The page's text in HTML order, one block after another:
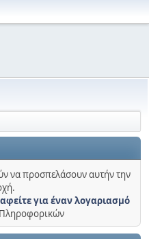
να προσπελάσουν αυτήν την
για έναν λογαριασμό
Πληροφορικών